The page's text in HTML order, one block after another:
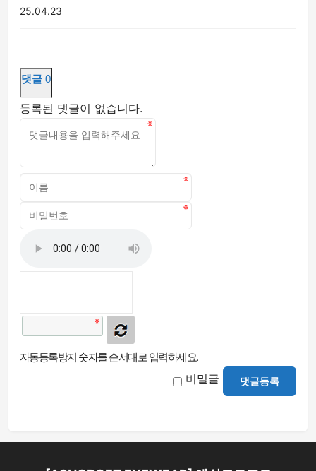
25.04.23
댓글 0
등록된 댓글이 없습니다.
자동등록방지 숫자를 순서대로 입력하세요.
비밀글 댓글등록